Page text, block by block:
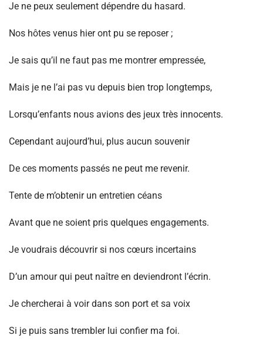
Je ne peux seulement dépendre du hasard.
Nos hôtes venus hier ont pu se reposer ;
Je sais qu’il ne faut pas me montrer empressée,
Mais je ne l’ai pas vu depuis bien trop longtemps,
Lorsqu’enfants nous avions des jeux très innocents.
Cependant aujourd’hui, plus aucun souvenir
De ces moments passés ne peut me revenir.
Tente de m’obtenir un entretien céans
Avant que ne soient pris quelques engagements.
Je voudrais découvrir si nos cœurs incertains
D’un amour qui peut naître en deviendront l’écrin.
Je chercherai à voir dans son port et sa voix
Si je puis sans trembler lui confier ma foi.